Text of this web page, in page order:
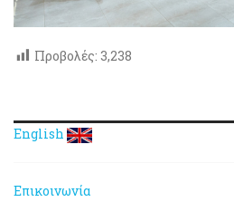
Προβολές: 3,238
English
Επικοινωνία